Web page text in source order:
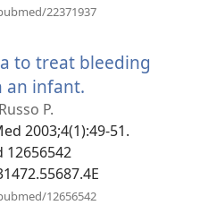
22371937
պատուհան)
to treat bleeding
an infant.
նոր
P.
2003;4(1):49-51.
12656542
12656542